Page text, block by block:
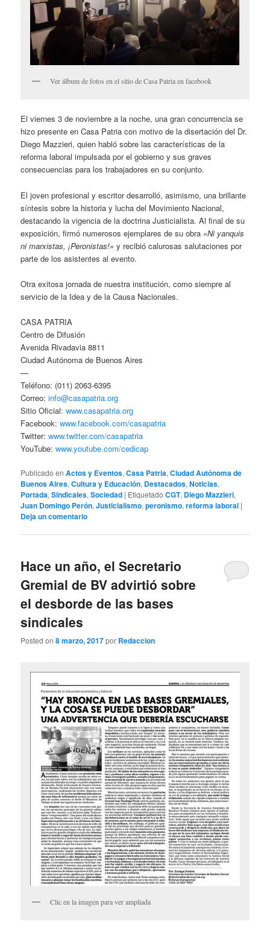
Ver álbum de fotos en el sitio de Casa Patria en facebook
El viernes 3 de noviembre a la noche, una gran concurrencia se
hizo presente en Casa Patria con motivo de la disertación del Dr.
Diego Mazzieri, quien habló sobre las características de la
reforma laboral impulsada por el gobierno y sus graves
consecuencias para los trabajadores en su conjunto.
El joven profesional y escritor desarrolló, asimismo, una brillante
síntesis sobre la historia y lucha del Movimiento Nacional,
destacando la vigencia de la doctrina Justicialista. Al final de su
exposición, firmó numerosos ejemplares de su obra «Ni yanquis
ni marxistas, ¡Peronistas!» y recibió calurosas salutaciones por
parte de los asistentes al evento.
Otra exitosa jornada de nuestra institución, como siempre al
servicio de la Idea y de la Causa Nacionales.
CASA PATRIA
Centro de Difusión
Avenida Rivadavia 8811
Ciudad Autónoma de Buenos Aires
—
Teléfono: (011) 2063-6395
Correo:info@casapatria.org
Sitio Oficial:www.casapatria.org
Facebook:www.facebook.com/casapatria
Twitter:www.twitter.com/casapatria
YouTube:www.youtube.com/cedicap
Publicado en Actos y Eventos,Casa Patria,Ciudad Autónoma de
Buenos Aires,Cultura y Educación, Destacados,Noticias,
Portada,Sindicales,Sociedad | Etiquetado CGT, Diego Mazzieri,
Juan Domingo Perón,Justicialismo,peronismo,reforma laboral |
Deja un comentario
Hace un año, el Secretario
Gremial de BV advirtió sobre
el desborde de las bases
sindicales
Posted on8 marzo, 2017por Redaccion
Clic en la imagen para ver ampliada